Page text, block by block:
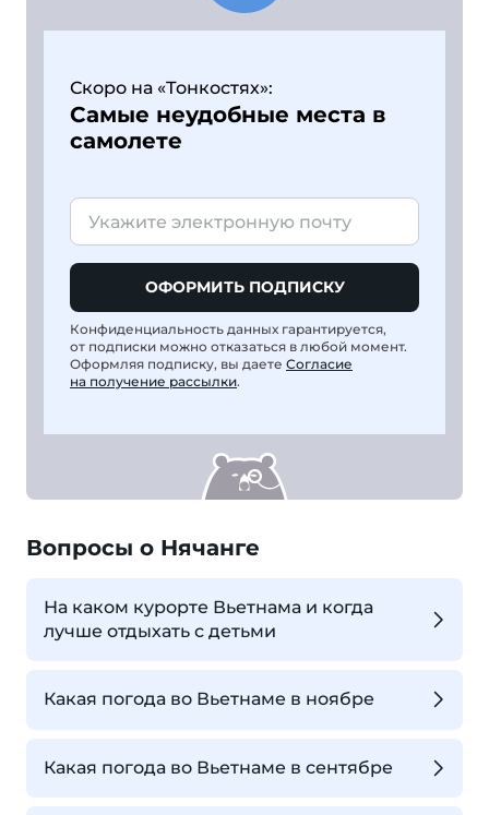
Скоро на «Тонкостях»:
Самые неудобные места в
самолете
ОФОРМИТЬ ПОДПИСКУ
Конфиденциальность данных гарантируется,
от подписки можно отказаться в любой момент.
Оформляя подписку, вы даете Согласие
на получение рассылки.
Вопросы о Нячанге
На каком курорте Вьетнама и когда
лучше отдыхать с детьми
Какая погода во Вьетнаме в ноябре
Какая погода во Вьетнаме в сентябре